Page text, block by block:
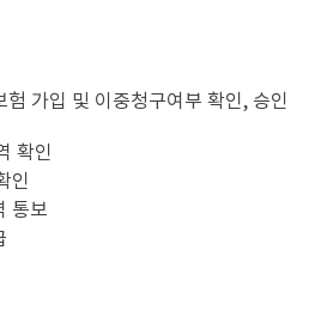
험 가입 및 이중청구여부 확인, 승인
확인
인
통보